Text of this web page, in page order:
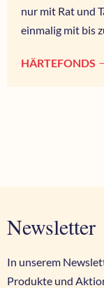
nur mit Rat und
einmalig mit bis
HÄRTEFONDS
Newsletter
In unserem
Produkte und